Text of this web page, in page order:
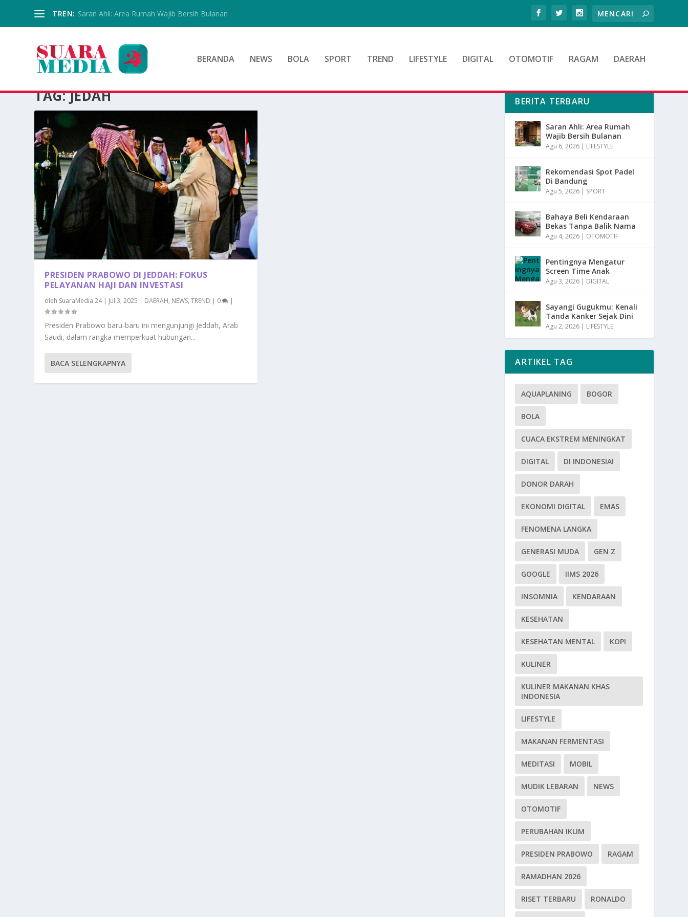
TREN: Saran Ahli: Area Rumah Wajib Bersih Bulanan
BERANDA NEWS BOLA SPORT TREND LIFESTYLE DIGITAL OTOMOTIF RAGAM DAERAH
TAG:JEDAH
PRESIDEN PRABOWO DI JEDDAH: FOKUS
PELAYANAN HAJI DAN INVESTASI
oleh SuaraMedia 24| Jul 3, 2025 | DAERAH, NEWS,TREND | 0 |
Presiden Prabowo baru-baru ini mengunjungi Jeddah, Arab
Saudi, dalam rangka memperkuat hubungan...
BACA SELENGKAPNYA
BERITA TERBARU
Saran Ahli: Area Rumah
Wajib Bersih Bulanan
Agu 6, 2026 | LIFESTYLE
Rekomendasi Spot Padel
Di Bandung
Agu 5, 2026 | SPORT
Bahaya Beli Kendaraan
Bekas Tanpa Balik Nama
Agu 4, 2026 | OTOMOTIF
Pentingnya Mengatur
Screen Time Anak
Agu 3, 2026 | DIGITAL
Sayangi Gugukmu: Kenali
Tanda Kanker Sejak Dini
Agu 2, 2026 | LIFESTYLE
ARTIKEL TAG
AQUAPLANING BOGOR
BOLA
CUACA EKSTREM MENINGKAT
DIGITAL DI INDONESIA!
DONOR DARAH
EKONOMI DIGITAL EMAS
FENOMENA LANGKA
GENERASI MUDA GEN Z
GOOGLE IIMS 2026
INSOMNIA KENDARAAN
KESEHATAN
KESEHATAN MENTAL KOPI
KULINER
KULINER MAKANAN KHAS
INDONESIA
LIFESTYLE
MAKANAN FERMENTASI
MEDITASI MOBIL
MUDIK LEBARAN NEWS
OTOMOTIF
PERUBAHAN IKLIM
PRESIDEN PRABOWO RAGAM
RAMADHAN 2026
RISET TERBARU RONALDO